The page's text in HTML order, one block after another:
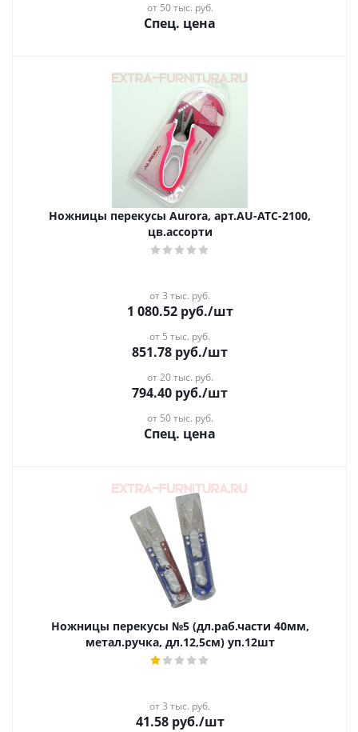
от 50 тыс. руб.
Спец. цена
Ножницы перекусы Aurora, арт.AU-ATC-2100,
цв.ассорти
от 3 тыс. руб.
1 080.52руб./шт
от 5 тыс. руб.
851.78 руб./шт
от 20 тыс. руб.
794.40 руб./шт
от 50 тыс. руб.
Спец. цена
Ножницы перекусы №5 (дл.раб.части 40мм,
метал.ручка, дл.12,5см) уп.12шт
от 3 тыс. руб.
41.58руб./шт